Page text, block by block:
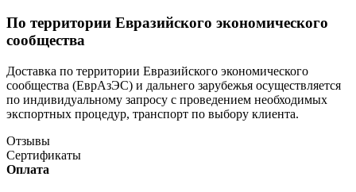
По территории Евразийского экономического
сообщества
Доставка по территории Евразийского экономического
сообщества (ЕврАзЭС) и дальнего зарубежья осуществляется
по индивидуальному запросу с проведением необходимых
экспортных процедур, транспорт по выбору клиента.
Отзывы
Сертификаты
Оплата